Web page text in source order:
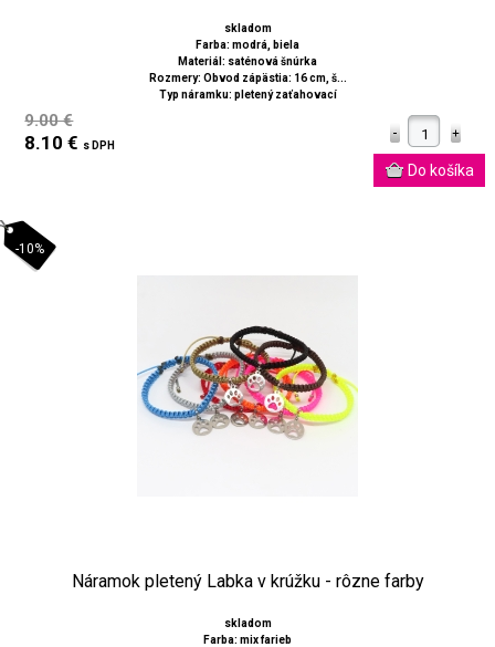
skladom
Farba: modrá, biela
Materiál: saténová šnúrka
Rozmery: Obvod zápästia: 16 cm, š...
Typ náramku: pletený zaťahovací
9.00 €
8.10 € s DPH
-10%
Náramok pletený Labka v krúžku - rôzne farby
skladom
Farba: mix farieb